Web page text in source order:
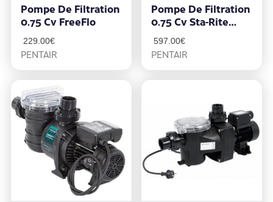
Pompe De Filtration
0.75 Cv FreeFlo
229.00€
PENTAIR
Pompe De Filtration
0.75 Cv Sta-Rite
Supermax
597.00€
PENTAIR